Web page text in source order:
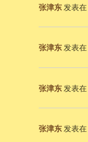
张津东发表在
张津东发表在
张津东发表在
张津东发表在